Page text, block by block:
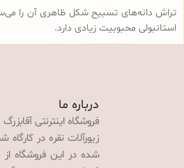
تراش دانه‌های تسبیح شکل ظاهری آن را
استانبولی محبوبیت زیادی دارد.
درباره ما
فروشگاه اینترنتی
زیورآلات نقره در
شده در این فروشگاه از